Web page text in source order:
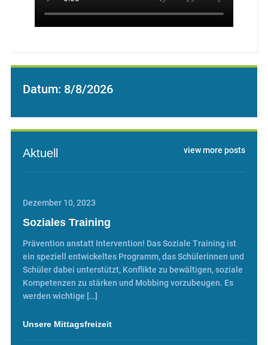
Datum: 8/8/2026
view more posts
Aktuell
Dezember 10, 2023
Soziales Training
Prävention anstatt Intervention! Das Soziale Training ist
ein speziell entwickeltes Programm, das Schülerinnen und
Schüler dabei unterstützt, Konflikte zu bewältigen, soziale
Kompetenzen zu stärken und Mobbing vorzubeugen. Es
werden wichtige […]
Unsere Mittagsfreizeit